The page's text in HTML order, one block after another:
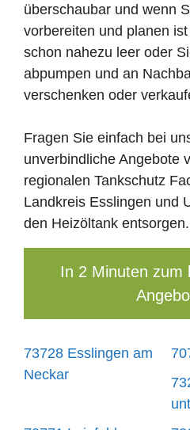
überschaubar und wenn
vorbereiten und planen
schon nahezu leer oder
abpumpen und an
verschenken oder
Fragen Sie einfach bei
unverbindliche Angebote
regionalen Tankschutz
Landkreis Esslingen und
den Heizöltank entsorgen.
In 2 Minuten zum
73728 Esslingen am
Neckar